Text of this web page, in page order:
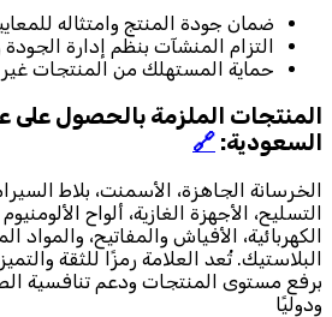
ضمان جودة المنتج وامتثاله
التزام المنشآت بنظم إدارة
حماية المستهلك من المنتجات غير
المنتجات الملزمة بالحصول على
السعودية: 🔗
الخرسانة الجاهزة، الأسمنت، بلاط
التسليح، الأجهزة الغازية، ألواح
الكهربائية، الأفياش والمفاتيح،
البلاستيك. تُعد العلامة رمزًا للثقة
برفع مستوى المنتجات ودعم تنافسية
ودوليًا